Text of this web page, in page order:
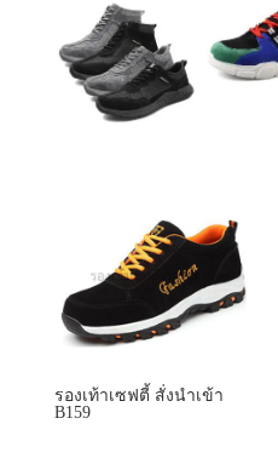
รองเท้าเซฟตี้ สั่งนำเข้า
B159